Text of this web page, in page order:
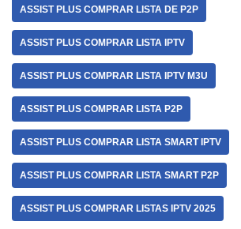
ASSIST PLUS COMPRAR LISTA DE P2P
ASSIST PLUS COMPRAR LISTA IPTV
ASSIST PLUS COMPRAR LISTA IPTV M3U
ASSIST PLUS COMPRAR LISTA P2P
ASSIST PLUS COMPRAR LISTA SMART IPTV
ASSIST PLUS COMPRAR LISTA SMART P2P
ASSIST PLUS COMPRAR LISTAS IPTV 2025